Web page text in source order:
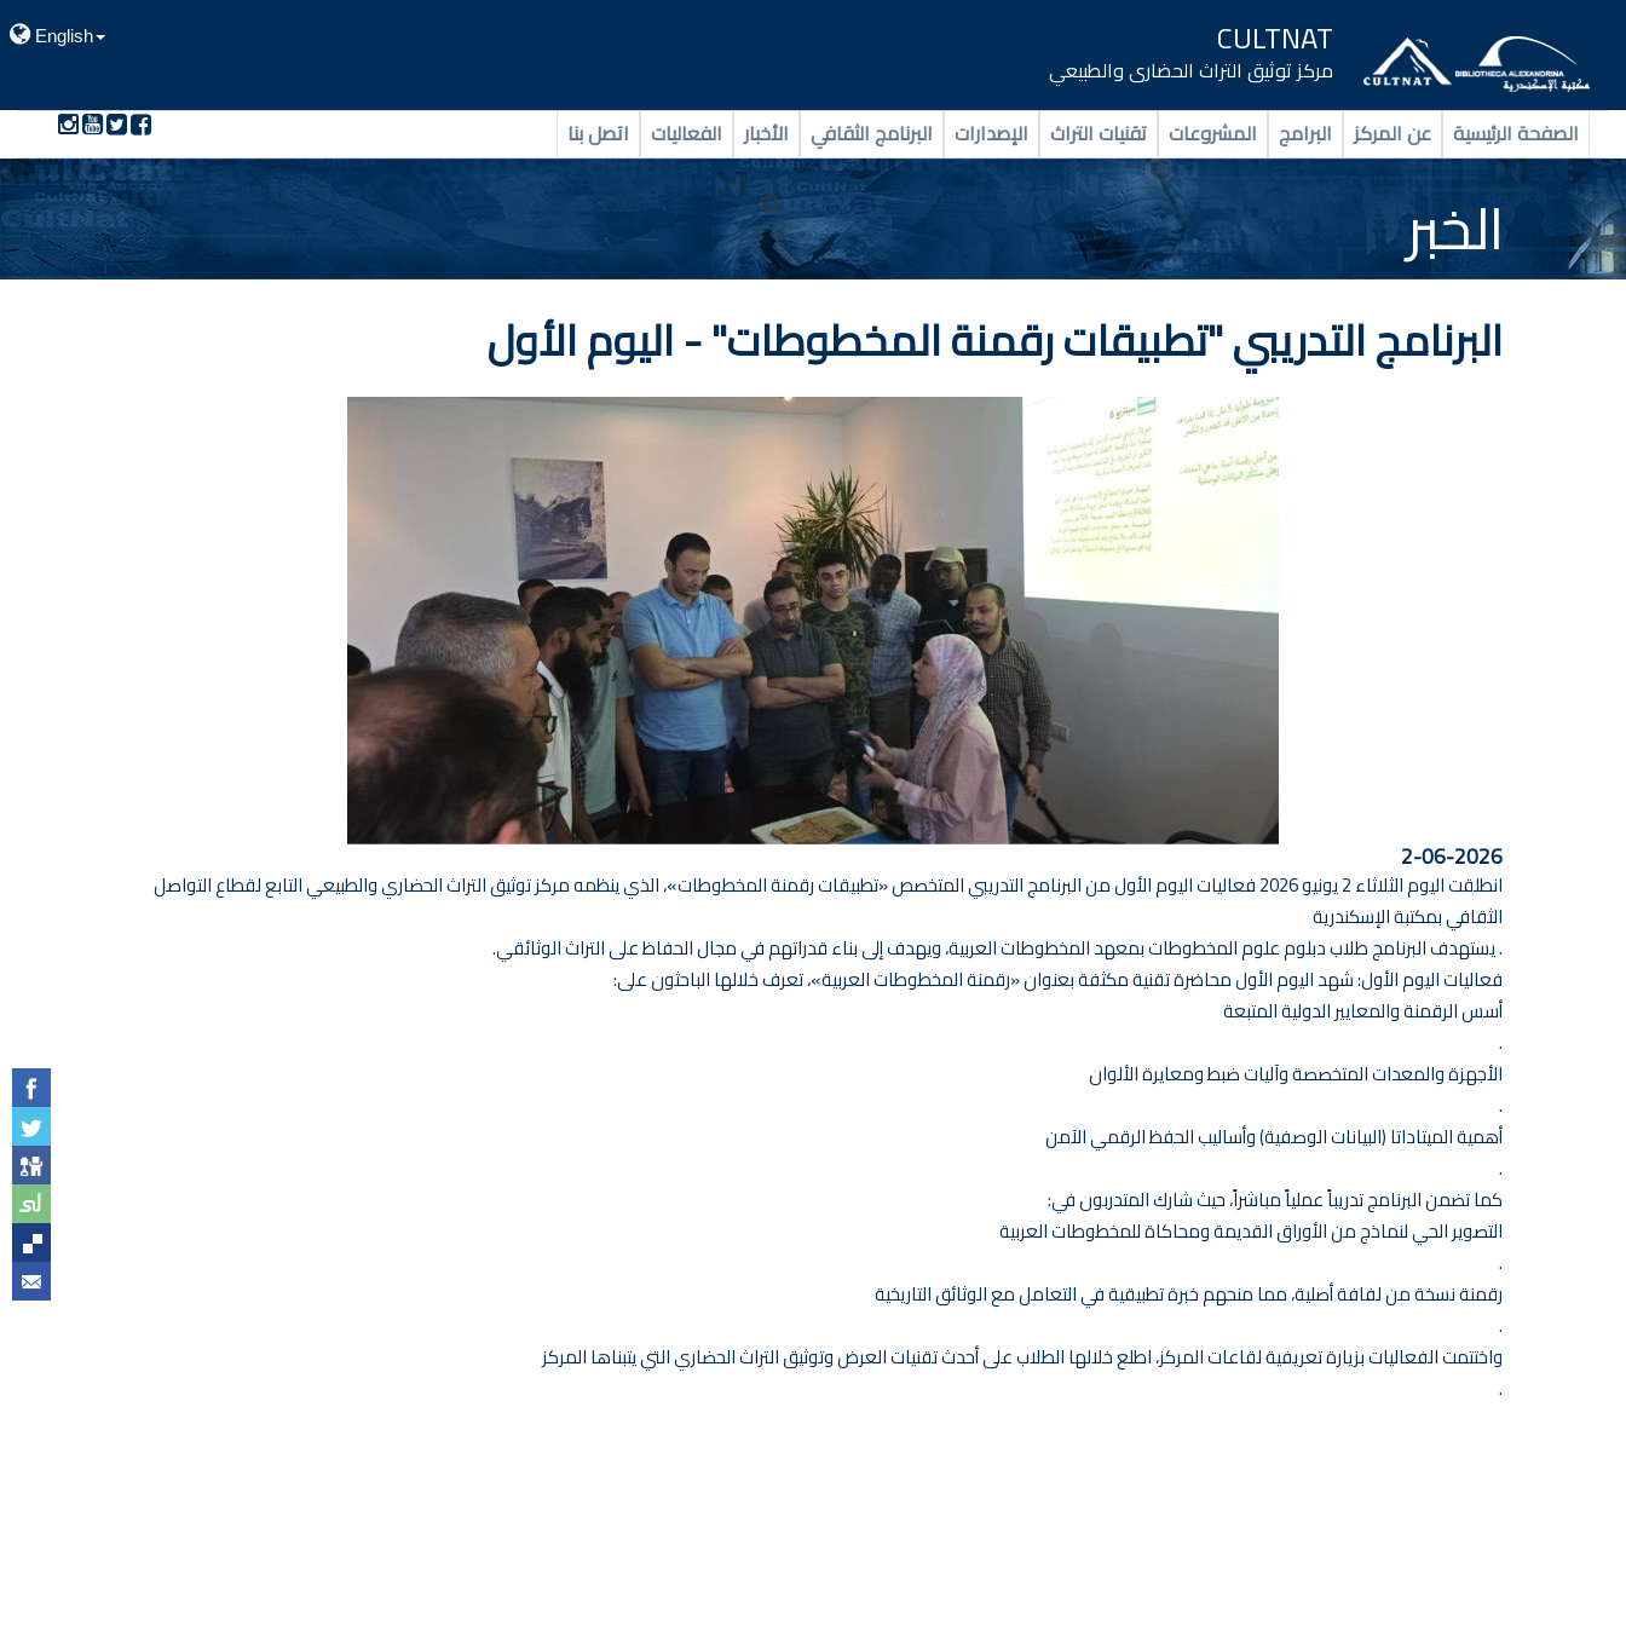
CULTNAT
مركز توثيق التراث الحضارى والطبيعي
English
الصفحة الرئيسية عن المركز البرامج المشروعات تقنيات التراث الإصدارات البرنامج الثقافي الأخبار الفعاليات اتصل بنا
الخبر
البرنامج التدريبي "تطبيقات رقمنة المخطوطات" - اليوم الأول
2-06-2026
انطلقت اليوم الثلاثاء 2 يونيو 2026 فعاليات اليوم الأول من البرنامج التدريبي المتخصص «تطبيقات رقمنة المخطوطات»، الذي ينظمه مركز توثيق التراث الحضاري والطبيعي التابع لقطاع التواصل
الثقافي بمكتبة الإسكندرية
. يستهدف البرنامج طلاب دبلوم علوم المخطوطات بمعهد المخطوطات العربية، ويهدف إلى بناء قدراتهم في مجال الحفاظ على التراث الوثائقي.
فعاليات اليوم الأول: شهد اليوم الأول محاضرة تقنية مكثفة بعنوان «رقمنة المخطوطات العربية»، تعرف خلالها الباحثون على:
أسس الرقمنة والمعايير الدولية المتبعة
.
الأجهزة والمعدات المتخصصة وآليات ضبط ومعايرة الألوان
.
أهمية الميتاداتا (البيانات الوصفية) وأساليب الحفظ الرقمي الآمن
.
كما تضمن البرنامج تدريباً عملياً مباشراً، حيث شارك المتدربون في:
التصوير الحي لنماذج من الأوراق القديمة ومحاكاة للمخطوطات العربية
.
رقمنة نسخة من لفافة أصلية، مما منحهم خبرة تطبيقية في التعامل مع الوثائق التاريخية
.
واختتمت الفعاليات بزيارة تعريفية لقاعات المركز، اطلع خلالها الطلاب على أحدث تقنيات العرض وتوثيق التراث الحضاري التي يتبناها المركز
.